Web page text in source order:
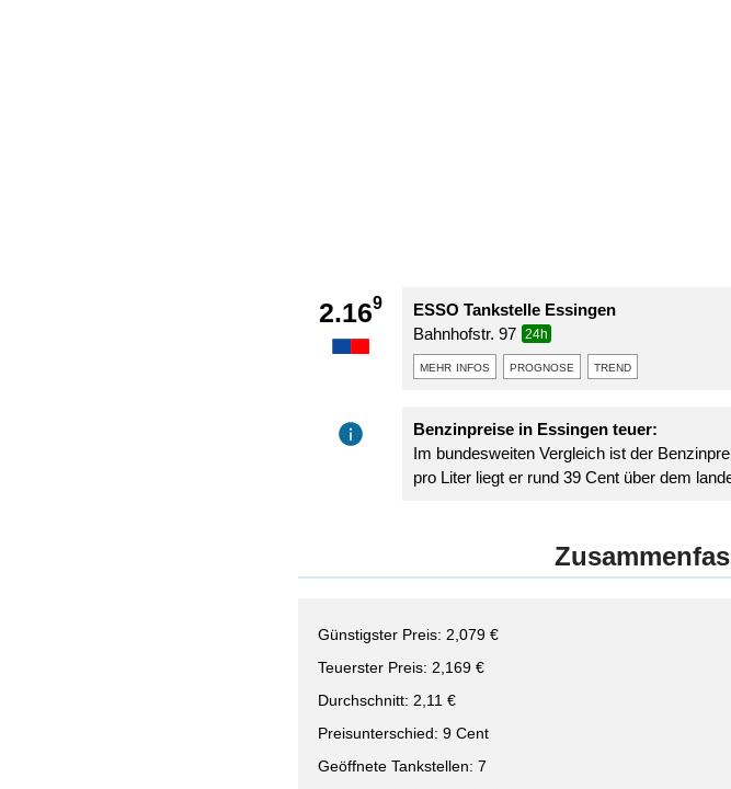
2.169
ESSO Tankstelle Essingen
Bahnhofstr. 97
24h
mehr infos prognose trend
Benzinpreise in Essingen teuer:
Im bundesweiten Vergleich ist der
pro Liter liegt er rund 39 Cent über dem
Günstigster Preis: 2,079 €
Teuerster Preis: 2,169 €
Durchschnitt: 2,11 €
Preisunterschied: 9 Cent
Geöffnete Tankstellen: 7